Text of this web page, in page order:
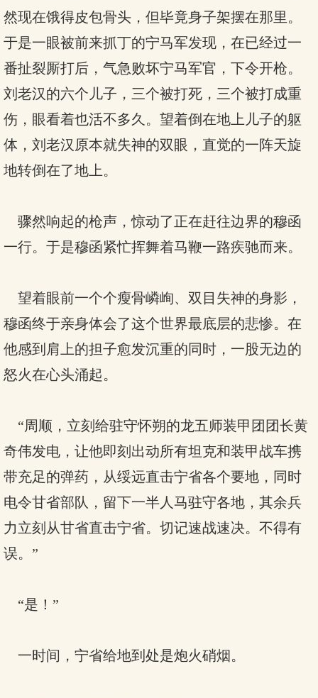
然现在饿得皮包骨头，但毕竟身子架摆在那里。
于是一眼被前来抓丁的宁马军发现，在已经过一
番扯裂厮打后，气急败坏宁马军官，下令开枪。
刘老汉的六个儿子，三个被打死，三个被打成重
伤，眼看着也活不多久。望着倒在地上儿子的躯
体，刘老汉原本就失神的双眼，直觉的一阵天旋
地转倒在了地上。
骤然响起的枪声，惊动了正在赶往边界的穆函
一行。于是穆函紧忙挥舞着马鞭一路疾驰而来。
望着眼前一个个瘦骨嶙峋、双目失神的身影，
穆函终于亲身体会了这个世界最底层的悲惨。在
他感到肩上的担子愈发沉重的同时，一股无边的
怒火在心头涌起。
“周顺，立刻给驻守怀朔的龙五师装甲团团长黄
奇伟发电，让他即刻出动所有坦克和装甲战车携
带充足的弹药，从绥远直击宁省各个要地，同时
电令甘省部队，留下一半人马驻守各地，其余兵
力立刻从甘省直击宁省。切记速战速决。不得有
误。”
“是！”
一时间，宁省给地到处是炮火硝烟。